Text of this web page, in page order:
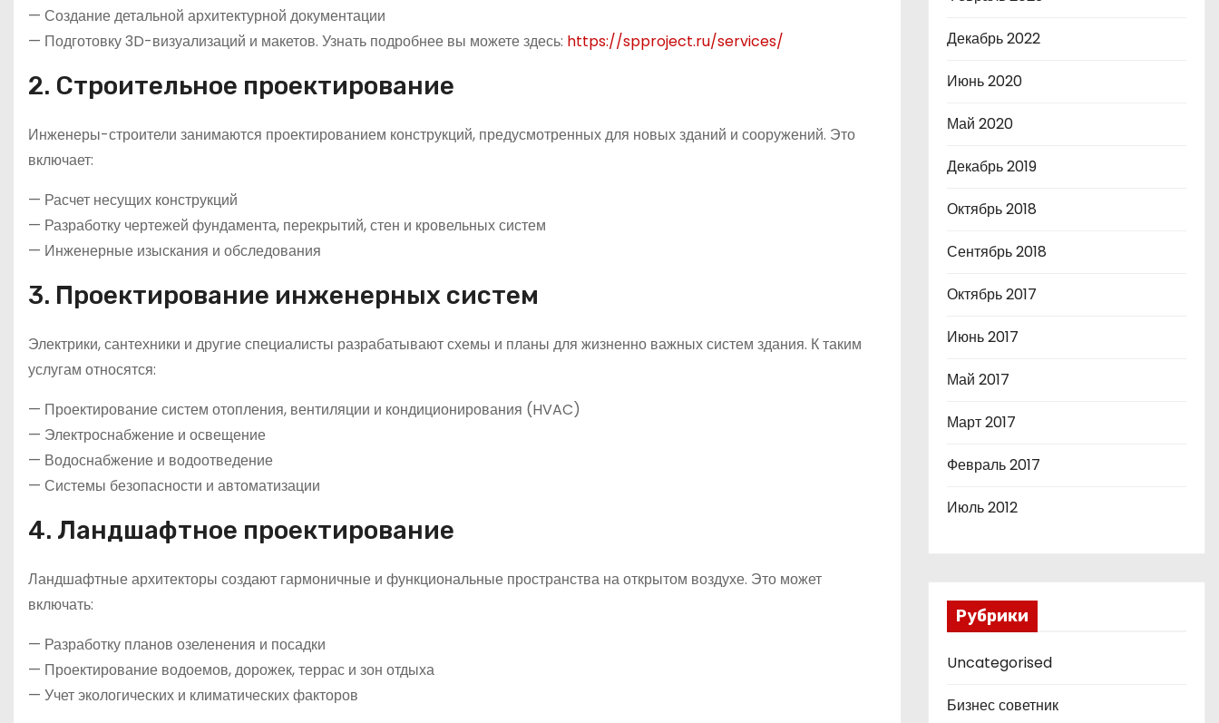
— Создание детальной архитектурной документации
— Подготовку 3D-визуализаций и макетов. Узнать подробнее вы можете здесь: https://spproject.ru/services/
2. Строительное проектирование
Инженеры-строители занимаются проектированием конструкций, предусмотренных для новых зданий и сооружений. Это
включает:
— Расчет несущих конструкций
— Разработку чертежей фундамента, перекрытий, стен и кровельных систем
— Инженерные изыскания и обследования
3. Проектирование инженерных систем
Электрики, сантехники и другие специалисты разрабатывают схемы и планы для жизненно важных систем здания. К таким
услугам относятся:
— Проектирование систем отопления, вентиляции и кондиционирования (HVAC)
— Электроснабжение и освещение
— Водоснабжение и водоотведение
— Системы безопасности и автоматизации
4. Ландшафтное проектирование
Ландшафтные архитекторы создают гармоничные и функциональные пространства на открытом воздухе. Это может
включать:
— Разработку планов озеленения и посадки
— Проектирование водоемов, дорожек, террас и зон отдыха
— Учет экологических и климатических факторов
Декабрь 2022
Июнь 2020
Май 2020
Декабрь 2019
Октябрь 2018
Сентябрь 2018
Октябрь 2017
Июнь 2017
Май 2017
Март 2017
Февраль 2017
Июль 2012
Рубрики
Uncategorised
Бизнес советник